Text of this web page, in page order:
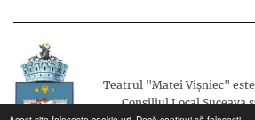
Teatrul "Matei Vișniec"
Consiliul Local Suceava